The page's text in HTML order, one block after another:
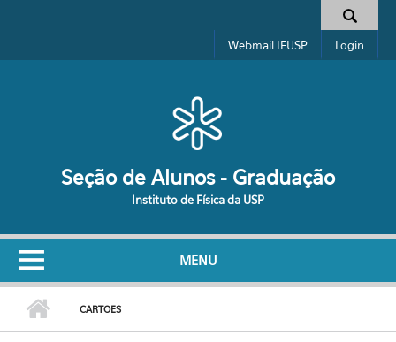
Formulário de busca
Webmail IFUSP Login
Seção de Alunos - Graduação
Instituto de Física da USP
MENU
CARTOES